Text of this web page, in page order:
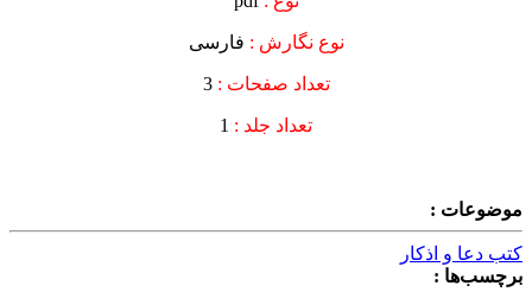
نوع نگارش : فارسی
تعداد صفحات : 3
تعداد جلد :
موضوعات :
کتب دعا و اذکار
برچسب‌ها :